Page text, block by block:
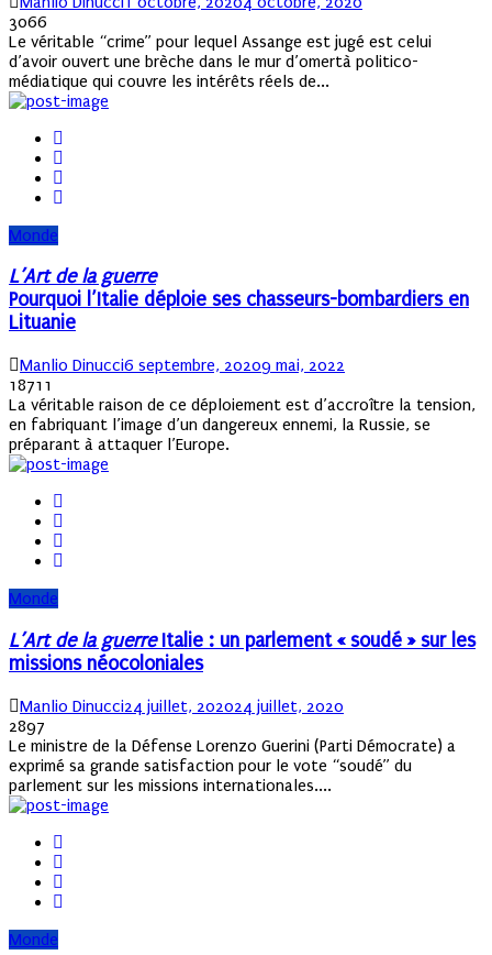
3066
Le véritable “crime” pour lequel Assange est jugé est celui
d’avoir ouvert une brèche dans le mur d’omertà politico-
médiatique qui couvre les intérêts réels de...
Monde
L’Art de la guerre
Pourquoi l’Italie déploie ses chasseurs-bombardiers en
Lituanie
Author
Manlio DinucciPosted
6 septembre, 20209 mai, 2022
18711
La véritable raison de ce déploiement est d’accroître la tension,
en fabriquant l’image d’un dangereux ennemi, la Russie, se
préparant à attaquer l’Europe.
Monde
L’Art de la guerreItalie : un parlement « soudé » sur les
missions néocoloniales
Author
Manlio DinucciPosted
24 juillet, 202024 juillet, 2020
2897
Le ministre de la Défense Lorenzo Guerini (Parti Démocrate) a
exprimé sa grande satisfaction pour le vote “soudé” du
parlement sur les missions internationales....
Monde